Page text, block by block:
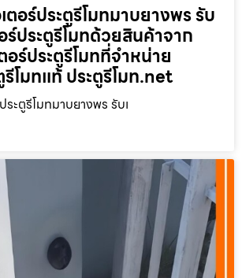
ตอร์ประตูรีโมทมาบยางพร รับ
ร์ประตูรีโมทด้วยสินค้าจาก
อร์ประตูรีโมทที่จำหน่าย
รีโมทแท้ ประตูรีโมท.net
ะตูรีโมทมาบยางพร รับเ